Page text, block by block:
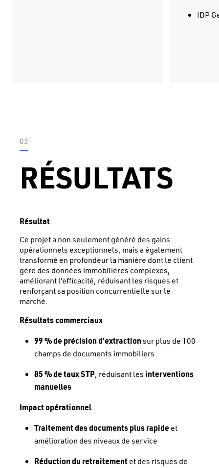
IDP
03
RÉSULTATS
Résultat
Ce projet a non seulement généré des gains
opérationnels exceptionnels, mais a également
transformé en profondeur la manière dont le client
gère des données immobilières complexes,
améliorant l’efficacité, réduisant les risques et
renforçant sa position concurrentielle sur le
marché.
Résultats commerciaux
99 % de précision d’extractionsur plus de 100
champs de documents immobiliers
85 % de taux STP, réduisant les interventions
manuelles
Impact opérationnel
Traitement des documents plus rapideet
amélioration des niveaux de service
Réduction du retraitementet des risques de